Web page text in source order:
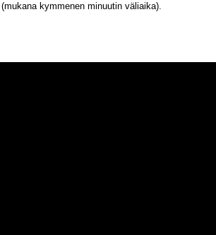
kymmenen minuutin väliaika).